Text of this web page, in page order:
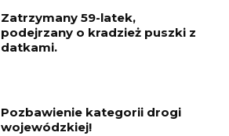
Zatrzymany 59-latek,
podejrzany o kradzież puszki z
datkami.
Pozbawienie kategorii drogi
wojewódzkiej!